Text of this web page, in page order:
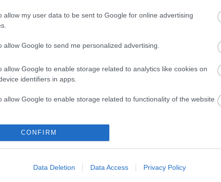
allow my user data to be sent to Google for online advertising
allow Google to send me personalized advertising.
allow Google to enable storage related to analytics like cookies on
identifiers in apps.
allow Google to enable storage related to functionality of the website
allow Google to enable storage related to personalization.
functionality and fraud prevention, and other user protection.
CONFIRM
Data Deletion Data Access Privacy Policy
közelében lévő logisztikai bázis út-
Egyetlen, fél évszázados
Épített öröksége megújításával is
évfordulójára